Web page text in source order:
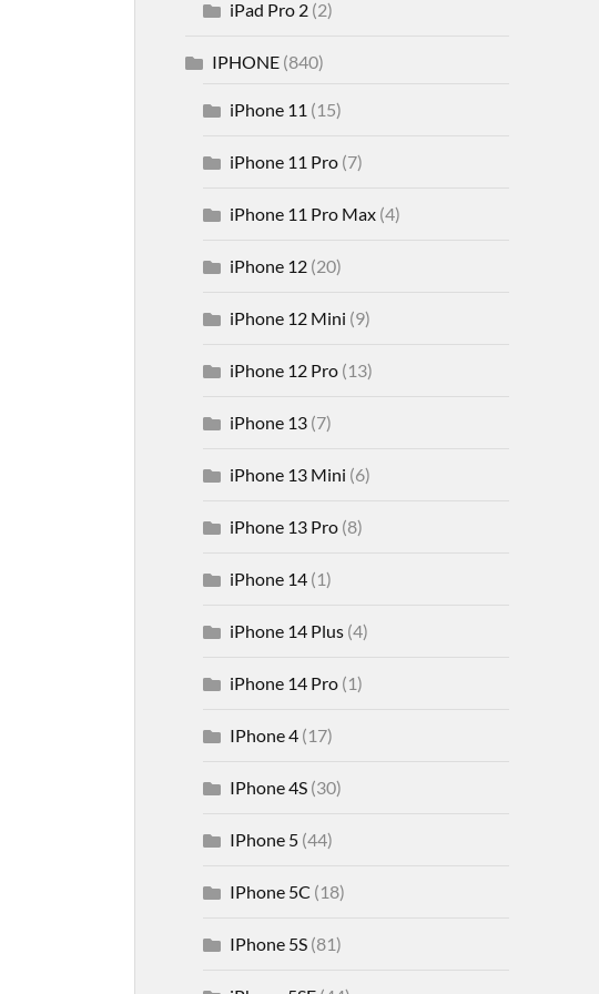
iPad Pro 2(2)
IPHONE(840)
iPhone 11 (15)
iPhone 11 Pro(7)
iPhone 11 Pro Max(4)
iPhone 12(20)
iPhone 12 Mini (9)
iPhone 12 Pro(13)
iPhone 13(7)
iPhone 13 Mini (6)
iPhone 13 Pro(8)
iPhone 14(1)
iPhone 14 Plus(4)
iPhone 14 Pro(1)
IPhone 4(17)
IPhone 4S(30)
IPhone 5(44)
IPhone 5C (18)
IPhone 5S(81)